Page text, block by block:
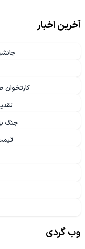
آخرین اخبار
کارتخوان
جنگ
قیمت دلار،طلا
وب گردی